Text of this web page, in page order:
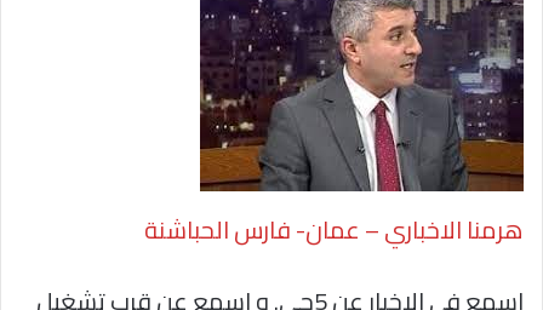
هرمنا الاخباري – عمان- فارس الحباشنة